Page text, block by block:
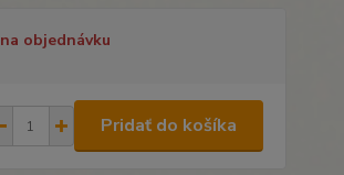
na objednávku
Pridať do košíka